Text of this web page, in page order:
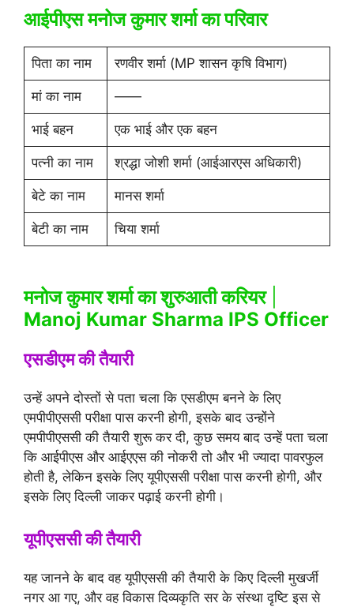
आईपीएस मनोज कुमार शर्मा का परिवार
पिता का नाम रणवीर शर्मा (MP शासन कृषि विभाग)
मां का नाम ——
भाई बहन एक भाई और एक बहन
पत्नी का नाम श्रद्धा जोशी शर्मा (आईआरएस अधिकारी)
बेटे का नाम मानस शर्मा
बेटी का नाम चिया शर्मा
मनोज कुमार शर्मा का शुरुआती करियर|
Manoj Kumar Sharma IPS Officer
एसडीएम की तैयारी
उन्हें अपने दोस्तों से पता चला कि एसडीएम बनने के लिए
एमपीपीएससी परीक्षा पास करनी होगी, इसके बाद उन्होंने
एमपीपीएससी की तैयारी शुरू कर दी, कुछ समय बाद उन्हें पता चला
कि आईपीएस और आईएएस की नोकरी तो और भी ज्यादा पावरफुल
होती है, लेकिन इसके लिए यूपीएससी परीक्षा पास करनी होगी, और
इसके लिए दिल्ली जाकर पढ़ाई करनी होगी।
यूपीएससी की तैयारी
यह जानने के बाद वह यूपीएससी की तैयारी के किए दिल्ली मुखर्जी
नगर आ गए, और वह विकास दिव्यकृति सर के संस्था दृष्टि इस से